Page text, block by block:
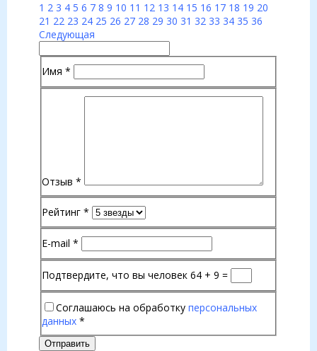
1 2 3 4 5 6 7 8 9 10 11 12 13 14 15 16 17 18 19 20
21 22 23 24 25 26 27 28 29 30 31 32 33 34 35 36
Следующая
Имя *
Отзыв *
Рейтинг *
E-mail *
Подтвердите, что вы человек 64 + 9 =
Соглашаюсь на обработку персональных
данных *
Отправить